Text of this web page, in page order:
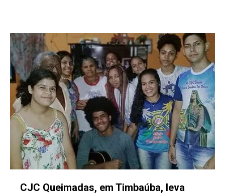
CJC Queimadas, em Timbaúba, leva